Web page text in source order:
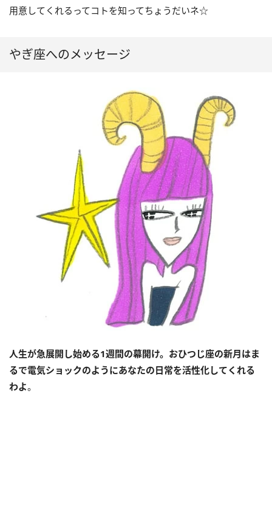
用意してくれるってコトを知ってちょうだいネ☆
やぎ座へのメッセージ
人生が急展開し始める1週間の幕開け。おひつじ座の新月はま
るで電気ショックのようにあなたの日常を活性化してくれる
わよ。